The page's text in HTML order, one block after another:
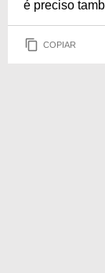
é preciso
COPIAR